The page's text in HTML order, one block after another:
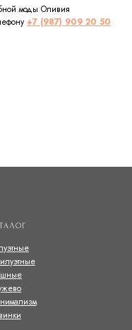
моды Оливия
+7 (987) 909 20 50